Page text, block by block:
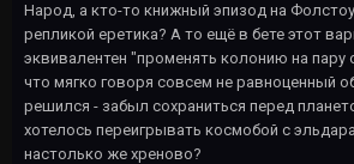
Народ, а кто-то книжный эпизод на
репликой еретика? А то ещё в бете этот
эквивалентен "променять колонию на пару
что мягко говоря совсем не равноценный
решился - забыл сохраниться перед
хотелось переигрывать космобой с
настолько же хреново?